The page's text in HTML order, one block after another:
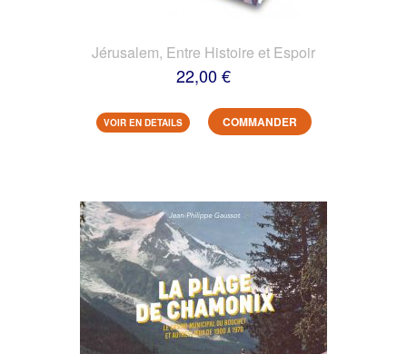
Jérusalem, Entre Histoire et Espoir
22,00 €
VOIR EN DETAILS COMMANDER